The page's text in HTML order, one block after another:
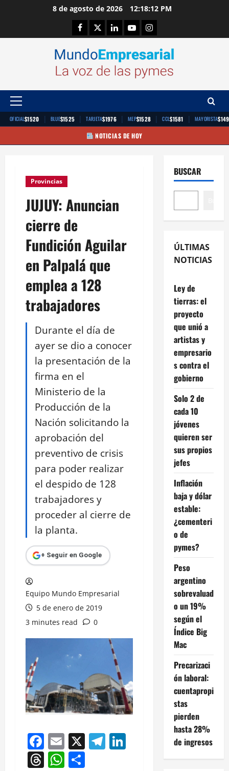
8 de agosto de 2026 12:18:12 PM
Facebook
TwitterLinkedinYoutubeInstagram
Menú
principal
OFICIAL$1520 | BLUE$1525 | TARJETA$1976 | MEP$1528 | CCL$1581 | MAYORISTA
NOTICIAS DE HOY
Provincias
JUJUY: Anuncian
cierre de
Fundición Aguilar
en Palpalá que
emplea a 128
trabajadores
Durante el día de
ayer se dio a conocer
la presentación de la
firma en el
Ministerio de la
Producción de la
Nación solicitando la
aprobación del
preventivo de crisis
para poder realizar
el despido de 128
trabajadores y
proceder al cierre de
la planta.
+ Seguir en Google
Equipo Mundo Empresarial
5 de enero de 2019
3 minutes read
0
Facebook
Email
X Telegram
LinkedIn
Threads
WhatsApp
BUSCAR
ÚLTIMAS
NOTICIAS
Ley de
tierras: el
proyecto
que unió a
artistas y
empresario
s contra el
gobierno
Solo 2 de
cada 10
jóvenes
quieren ser
sus propios
jefes
Inflación
baja y dólar
estable:
¿cementeri
o de
pymes?
Peso
argentino
sobrevaluad
o un 19%
según el
Índice Big
Mac
Precarizaci
ón laboral:
cuentapropi
stas
pierden
hasta 28%
de ingresos